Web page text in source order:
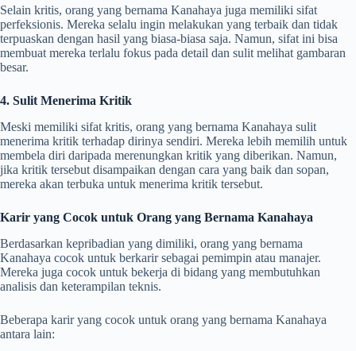
Selain kritis, orang yang bernama Kanahaya juga memiliki sifat
perfeksionis. Mereka selalu ingin melakukan yang terbaik dan tidak
terpuaskan dengan hasil yang biasa-biasa saja. Namun, sifat ini bisa
membuat mereka terlalu fokus pada detail dan sulit melihat gambaran
besar.
4. Sulit Menerima Kritik
Meski memiliki sifat kritis, orang yang bernama Kanahaya sulit
menerima kritik terhadap dirinya sendiri. Mereka lebih memilih untuk
membela diri daripada merenungkan kritik yang diberikan. Namun,
jika kritik tersebut disampaikan dengan cara yang baik dan sopan,
mereka akan terbuka untuk menerima kritik tersebut.
Karir yang Cocok untuk Orang yang Bernama Kanahaya
Berdasarkan kepribadian yang dimiliki, orang yang bernama
Kanahaya cocok untuk berkarir sebagai pemimpin atau manajer.
Mereka juga cocok untuk bekerja di bidang yang membutuhkan
analisis dan keterampilan teknis.
Beberapa karir yang cocok untuk orang yang bernama Kanahaya
antara lain: